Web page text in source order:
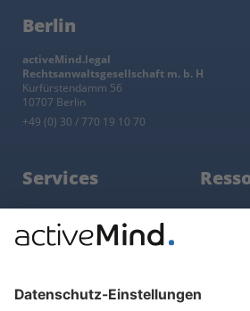
Berlin
activeMind.legal
Rechtsanwaltsgesellschaft m. b. H
Kurfürstendamm 56
10707 Berlin
+49 (0) 30 / 770 19 10 70
Services
EU-Vertreter
Konzern-Datenschutz
KI und Datenschutz
Ratgeber
Wichtige